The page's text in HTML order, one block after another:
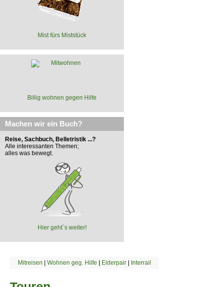
Mist fürs Miststück
Billig wohnen gegen Hilfe
Machen wir ein Buch?
Reise, Sachbuch, Belletristik ...?
Alle interessanten Themen;
alles was bewegt.
Hier geht´s weiter!
Mitreisen | Wohnen geg. Hilfe | Elderpair| Interrail